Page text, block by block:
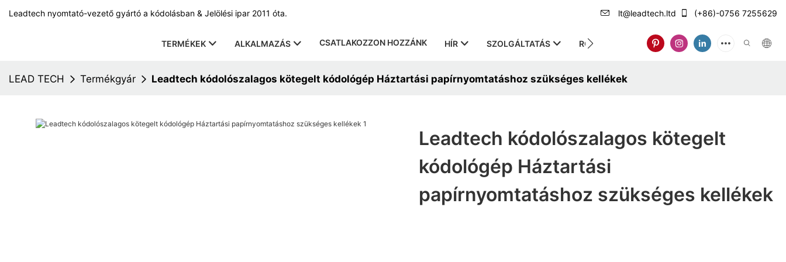
Leadtech nyomtató-vezető gyártó a kódolásban & Jelölési ipar 2011 óta. lt@leadtech.ltd (+86)-0756 7255629
TERMÉKEK ALKALMAZÁS CSATLAKOZZON HOZZÁNK HÍR SZOLGÁLTATÁS RÓLUNK
LEAD TECH Termékgyár Leadtech kódolószalagos kötegelt kódológép Háztartási papírnyomtatáshoz szükséges kellékek
Leadtech kódolószalagos kötegelt
kódológép Háztartási
papírnyomtatáshoz szükséges kellékek